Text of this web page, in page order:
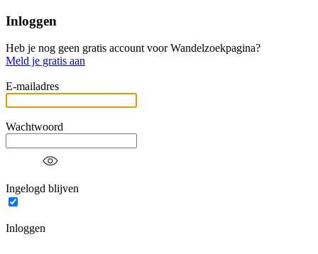
Inloggen
Heb je nog geen gratis account voor Wandelzoekpagina?
Meld je gratis aan
E-mailadres
Wachtwoord
Ingelogd blijven
Inloggen